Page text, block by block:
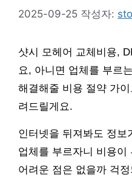
2025-09-25 작성자:
샷시 모헤어 교체비용,
요, 아니면 업체를 부르
해결해줄 비용 절약 가
려드릴게요.
인터넷을 뒤져봐도 정
업체를 부르자니 비용이
어려운 점은 없을까 걱